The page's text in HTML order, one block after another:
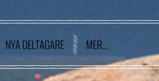
NYA DELTAGARE MER...